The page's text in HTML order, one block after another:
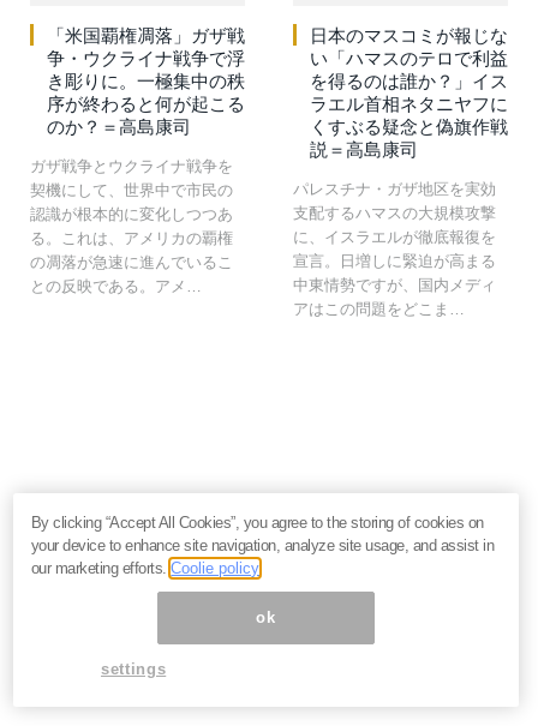
「米国覇権凋落」ガザ戦
争・ウクライナ戦争で浮
き彫りに。一極集中の秩
序が終わると何が起こる
のか？＝高島康司
ガザ戦争とウクライナ戦争を
契機にして、世界中で市民の
認識が根本的に変化しつつあ
る。これは、アメリカの覇権
の凋落が急速に進んでいるこ
との反映である。アメ…
日本のマスコミが報じな
い「ハマスのテロで利益
を得るのは誰か？」イス
ラエル首相ネタニヤフに
くすぶる疑念と偽旗作戦
説＝高島康司
パレスチナ・ガザ地区を実効
支配するハマスの大規模攻撃
に、イスラエルが徹底報復を
宣言。日増しに緊迫が高まる
中東情勢ですが、国内メディ
アはこの問題をどこま…
いま読まれてます
株価乱高下「アドバンテスト」は買いか？AI特需の行方
と投資リスクを解説＝江口裕臣
株価下落「三菱重工」今が買い？長期投資家が見るべ
優待新設「大黒屋HD」は買いか？仕手株説をどう見る
べきか、大化けの4条件を解説＝金融ライター K.Y
By clicking “Accept All Cookies”, you agree to the storing of cookies on
your device to enhance site navigation, analyze site usage, and assist in
our marketing efforts.Coolie policy
ok
settings